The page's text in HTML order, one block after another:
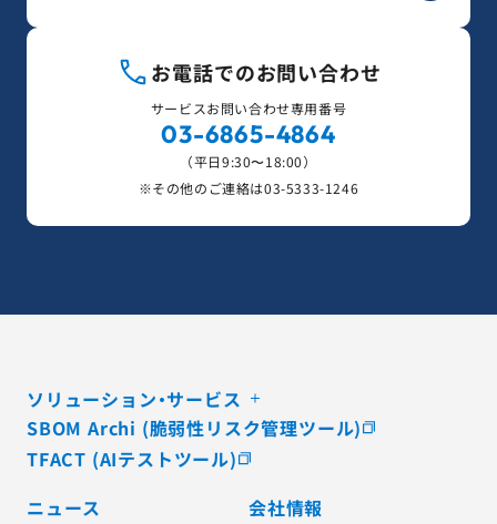
お電話でのお問い合わせ
サービスお問い合わせ専用番号
03-6865-4864
（平日9:30〜18:00）
※その他のご連絡は03-5333-1246
ソリューション・サービス
SBOM Archi (脆弱性リスク管理ツール)
TFACT (AIテストツール)
ニュース
会社情報